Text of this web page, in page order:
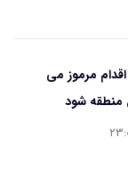
مرموز می
منطقه شود